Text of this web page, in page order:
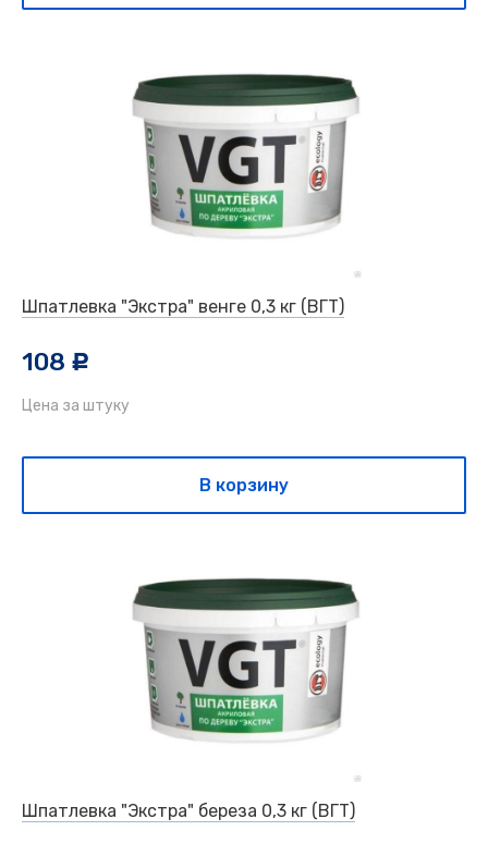
Шпатлевка "Экстра" венге 0,3 кг (ВГТ)
108 c
Цена за штуку
В корзину
Шпатлевка "Экстра" береза 0,3 кг (ВГТ)